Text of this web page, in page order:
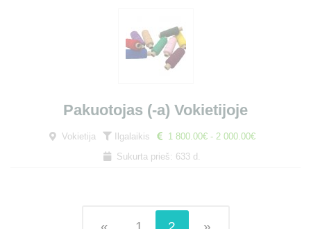
Pakuotojas (-a) Vokietijoje
Vokietija Ilgalaikis
1 800.00€ - 2 000.00€
Sukurta prieš: 633 d.